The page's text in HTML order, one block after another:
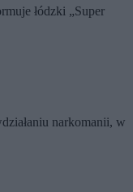
łódzki „Super
narkomanii, w